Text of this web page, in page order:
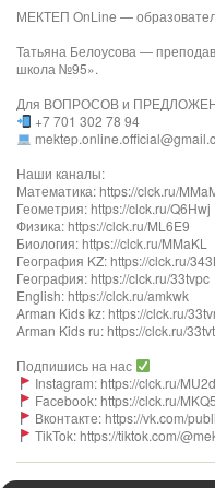
МЕКТЕП OnLine —
Татьяна Белоусова —
школа №95».
Для ВОПРОСОВ и
+7 701 302 78 94
Наши каналы:
Математика: https://clck.ru/
Геометрия: https://clck.ru/Q6Hwj
Физика: https://clck.ru/ML6E9
Биология: https://clck.ru/MMaKL​​​​​​
География KZ: https://clck.ru/
География: https://clck.ru/33tvpc
English: https://clck.ru/amkwk
Arman Kids kz: https://clck.ru/
Arman Kids ru: https://clck.ru/
Подпишись на нас
Instagram: https://clck.ru/
Facebook: https://clck.ru/
Вконтакте: https://vk.com/
TikTok: https://tiktok.com/